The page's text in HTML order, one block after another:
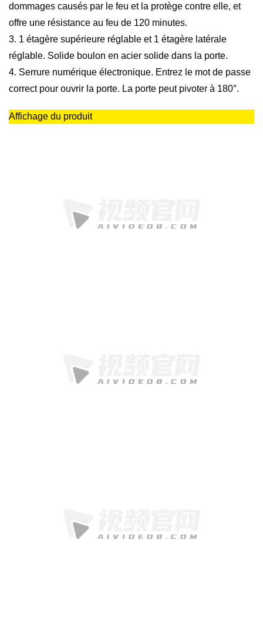
dommages causés par le feu et la protège contre elle, et
offre une résistance au feu de 120 minutes.
3. 1 étagère supérieure réglable et 1 étagère latérale
réglable. Solide boulon en acier solide dans la porte.
4. Serrure numérique électronique. Entrez le mot de passe
correct pour ouvrir la porte. La porte peut pivoter à 180°.
Affichage du produit